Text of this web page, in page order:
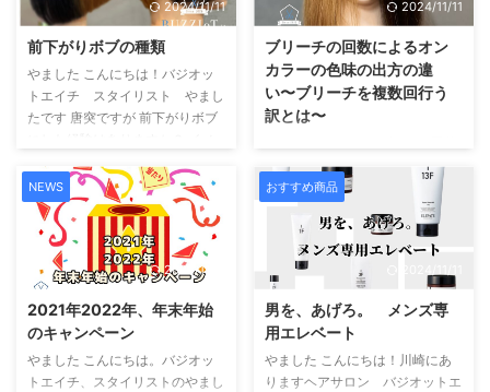
トブリーチと呼ばれる薬剤を導入
しております。 エフェクトブリ
ーチってどんなもの？という話の
前に なぜこの薬剤が必要になる
のかをお話したいと思います。
まずは現在ハイトーンカラーをさ
す。 改めましてご確認の程宜し
くお願い致します 旧→044-201-
7558 新→044-400-2464 今後
のご予約の際やお問い合わせ等は
新番号の方へお願い致します。
マスク着用について 新型コロナ
本的感染対策の考え方に基 ...
2024/11/11
前下がりボブの種類
やました こんにちは！バジオッ
トエイチ スタイリスト やまし
たです 唐突ですが 前下がりボブ
イメージ通りじゃなかったという
人もいると思います イメージ通
りにならなかった人はもしかした
らこの記事がお役に立つかもしれ
ません。 コンテンツ Toggle 前下
がりボブ2種類の前下がりボブ髪
の毛の段差 前下がりボブ 前下が
りボブをご存じない方は少ないか
もしれませんが 頭の後ろから顔
側にかけて長さが長くなっている
2024/11/11
ブリーチの回数によるオン
カラーの色味の出方の違
い〜ブリーチを複数回行う
訳とは〜
による地毛の色味の変化黒髪から
ブリーチと2回ブリーチの明度の
上がり方の違いブリーチ後のオン
カラー、明るさによる色味の違い
まとめ やました こんにちは！バ
ジオットエイチスタイリスト や
してから染める所謂ダブルカラー
する際に お客様 こんな色味にし
たいんですけど…. やました ブリ
ーチ1回だと希望の色味を出すの
NEWS
2024/11/11
2021年2022年、年末年始
のキャンペーン
やました こんにちは。バジオッ
トエイチ、スタイリストのやまし
おすすめ商品
男を、あげろ。 メンズ専
用エレベート
やました こんにちは！川崎にあ
りますヘアサロン バジオットエ